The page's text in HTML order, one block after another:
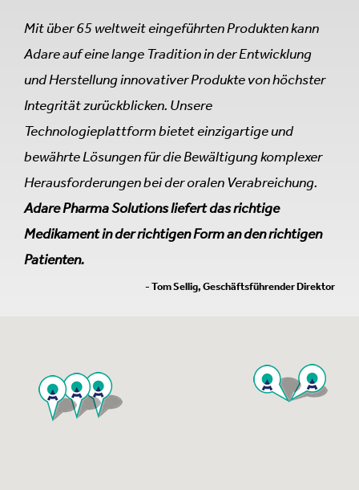
Mit über 65 weltweit eingeführten Produkten kann
Adare auf eine lange Tradition in der Entwicklung
und Herstellung innovativer Produkte von höchster
Integrität zurückblicken. Unsere
Technologieplattform bietet einzigartige und
bewährte Lösungen für die Bewältigung komplexer
Herausforderungen bei der oralen Verabreichung.
Adare Pharma Solutions liefert das richtige
Medikament in der richtigen Form an den richtigen
Patienten.
- Tom Sellig, Geschäftsführender Direktor